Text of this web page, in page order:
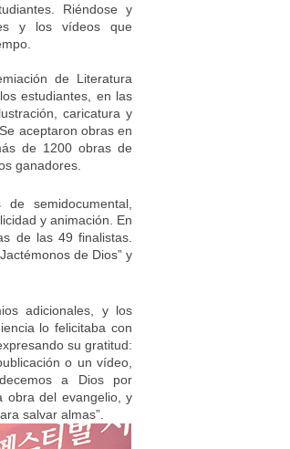
Riéndose y
y los vídeos que
de Literatura
estudiantes, en las
caricatura y
aceptaron obras en
de 1200 obras de
ganadores.
semidocumental,
y animación. En
de las 49 finalistas.
de Dios” y
adicionales, y los
lo felicitaba con
su gratitud:
o un vídeo,
a Dios por
obra del evangelio, y
salvar almas”.